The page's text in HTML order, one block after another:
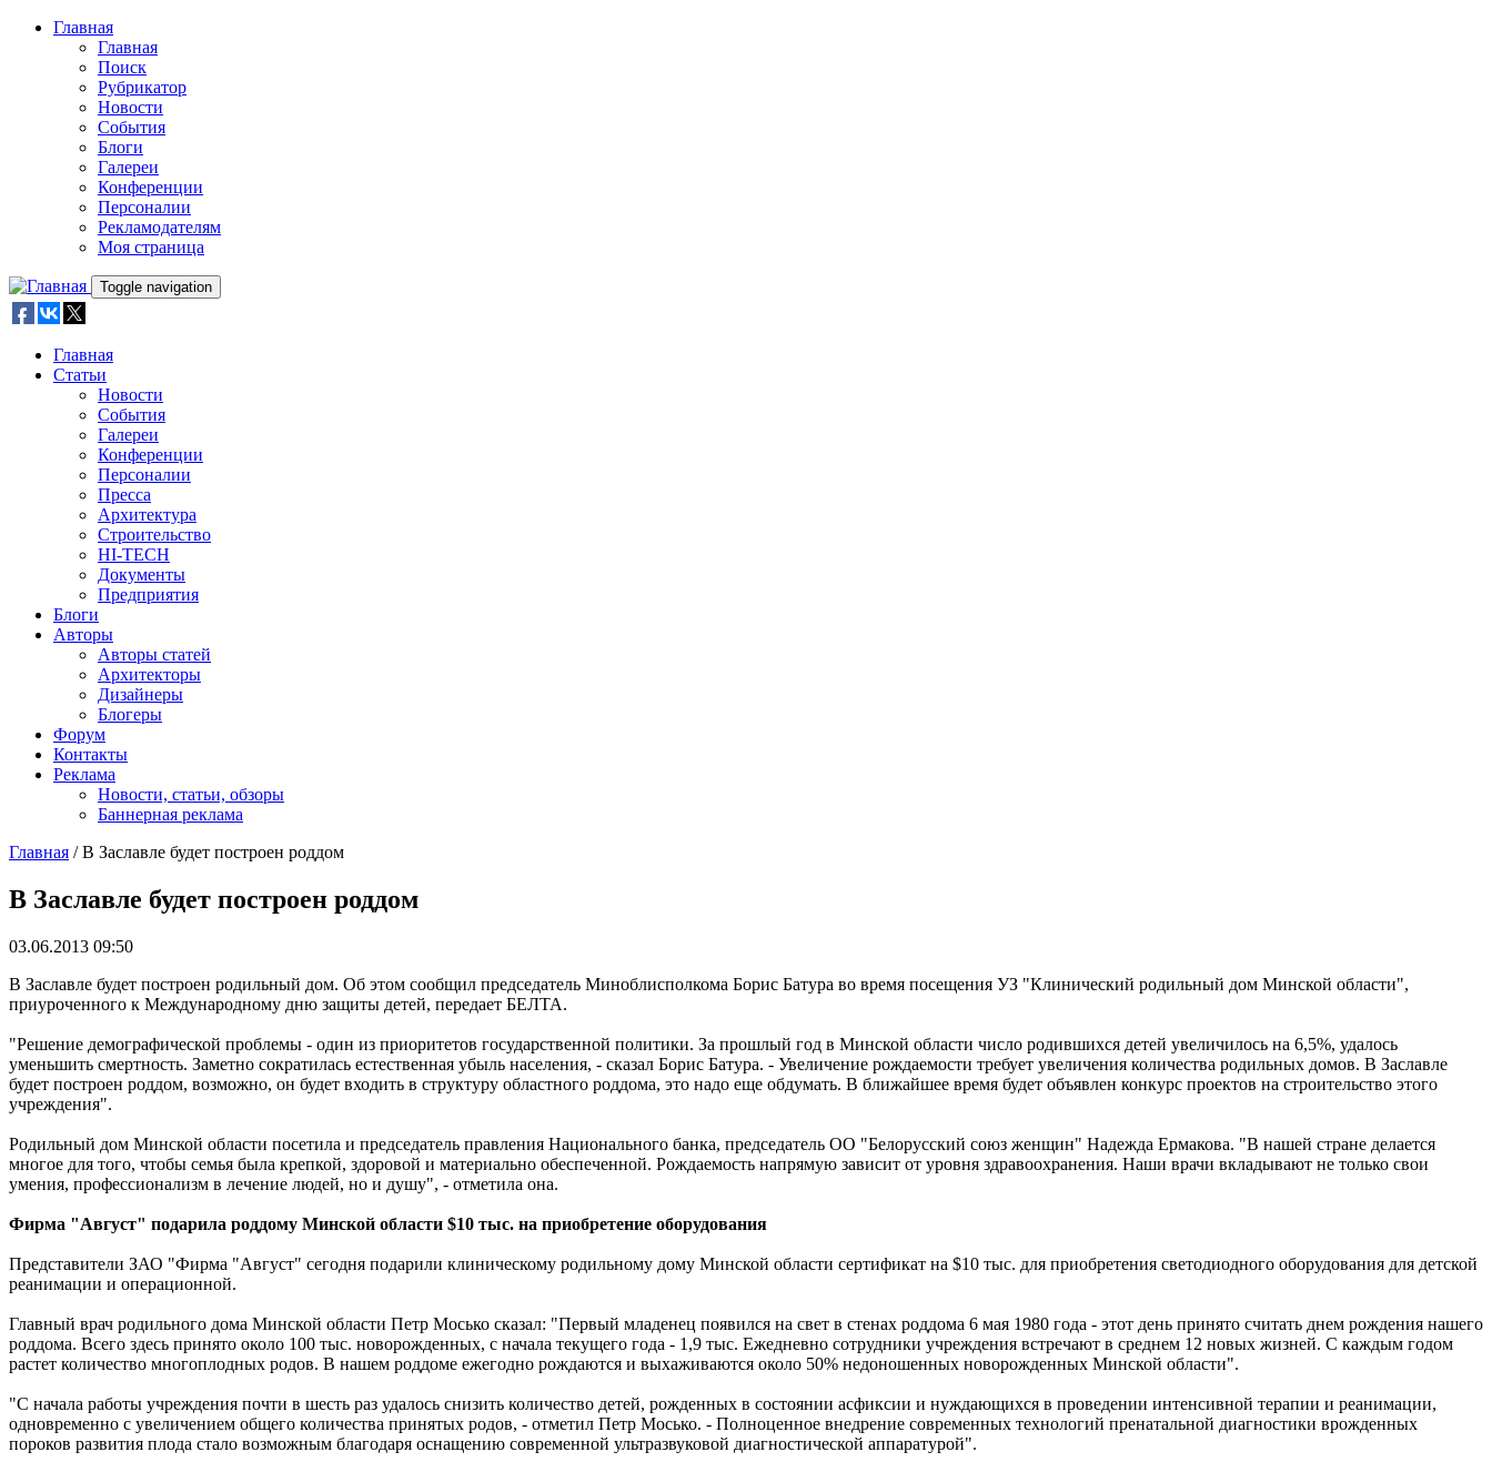
Skip to main content
Главная
Главная
Поиск
Рубрикатор
Новости
События
Блоги
Галереи
Конференции
Персоналии
Рекламодателям
Моя страница
Toggle navigation
Главная
Статьи
Новости
События
Галереи
Конференции
Персоналии
Пресса
Архитектура
Строительство
HI-TECH
Документы
Предприятия
Блоги
Авторы
Авторы статей
Архитекторы
Дизайнеры
Блогеры
Форум
Контакты
Реклама
Новости, статьи, обзоры
Баннерная реклама
Главная / В Заславле будет построен роддом
В Заславле будет построен роддом
03.06.2013 09:50
В Заславле будет построен родильный дом. Об этом сообщил председатель Миноблисполкома Борис Батура во время посещения УЗ "Клинический родильный дом Минской области",
приуроченного к Международному дню защиты детей, передает БЕЛТА.
"Решение демографической проблемы - один из приоритетов государственной политики. За прошлый год в Минской области число родившихся детей увеличилось на 6,5%, удалось
уменьшить смертность. Заметно сократилась естественная убыль населения, - сказал Борис Батура. - Увеличение рождаемости требует увеличения количества родильных домов. В Заславле
будет построен роддом, возможно, он будет входить в структуру областного роддома, это надо еще обдумать. В ближайшее время будет объявлен конкурс проектов на строительство этого
учреждения".
Родильный дом Минской области посетила и председатель правления Национального банка, председатель ОО "Белорусский союз женщин" Надежда Ермакова. "В нашей стране делается
многое для того, чтобы семья была крепкой, здоровой и материально обеспеченной. Рождаемость напрямую зависит от уровня здравоохранения. Наши врачи вкладывают не только свои
умения, профессионализм в лечение людей, но и душу", - отметила она.
Фирма "Август" подарила роддому Минской области $10 тыс. на приобретение оборудования
Представители ЗАО "Фирма "Август" сегодня подарили клиническому родильному дому Минской области сертификат на $10 тыс. для приобретения светодиодного оборудования для детской
реанимации и операционной.
Главный врач родильного дома Минской области Петр Мосько сказал: "Первый младенец появился на свет в стенах роддома 6 мая 1980 года - этот день принято считать днем рождения нашего
роддома. Всего здесь принято около 100 тыс. новорожденных, с начала текущего года - 1,9 тыс. Ежедневно сотрудники учреждения встречают в среднем 12 новых жизней. С каждым годом
растет количество многоплодных родов. В нашем роддоме ежегодно рождаются и выхаживаются около 50% недоношенных новорожденных Минской области".
"С начала работы учреждения почти в шесть раз удалось снизить количество детей, рожденных в состоянии асфиксии и нуждающихся в проведении интенсивной терапии и реанимации,
одновременно с увеличением общего количества принятых родов, - отметил Петр Мосько. - Полноценное внедрение современных технологий пренатальной диагностики врожденных
пороков развития плода стало возможным благодаря оснащению современной ультразвуковой диагностической аппаратурой".